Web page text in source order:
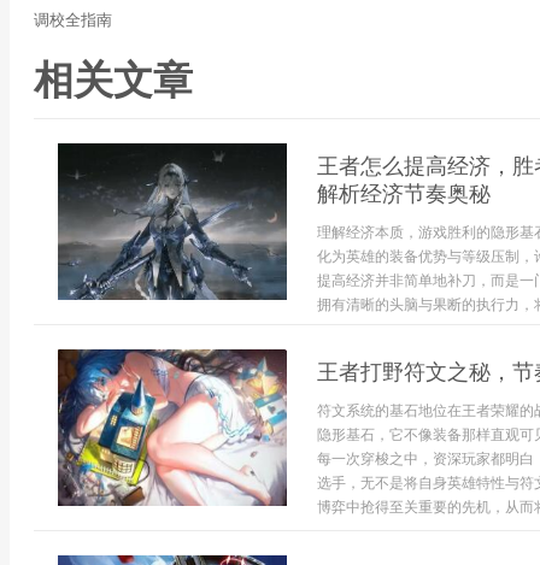
调校全指南
相关文章
王者怎么提高经济，
解析经济节奏奥秘
理解经济本质，游戏胜利的隐形
化为英雄的装备优势与等级压制
提高经济并非简单地补刀，而是
拥有清晰的头脑与果断的执行力
王者打野符文之秘，
符文系统的基石地位在王者荣耀
隐形基石，它不像装备那样直观
每一次穿梭之中，资深玩家都明
选手，无不是将自身英雄特性与
博弈中抢得至关重要的先机，从